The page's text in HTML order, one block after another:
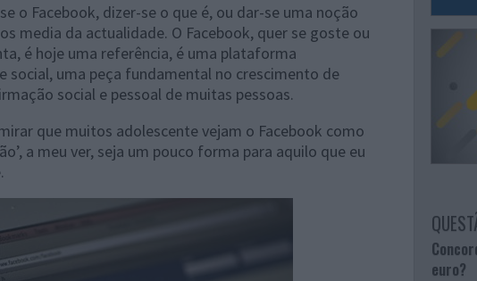
o Facebook, dizer-se o que é, ou dar-se uma noção
media da actualidade. O Facebook, quer se goste ou
é hoje uma referência, é uma plataforma
social, uma peça fundamental no crescimento de
social e pessoal de muitas pessoas.
que muitos adolescente vejam o Facebook como
a meu ver, seja um pouco forma para aquilo que eu
euro?